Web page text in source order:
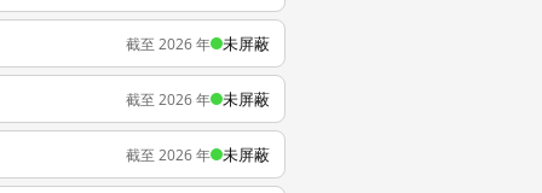
截至 2026 年 未屏蔽
截至 2026 年 未屏蔽
截至 2026 年 未屏蔽